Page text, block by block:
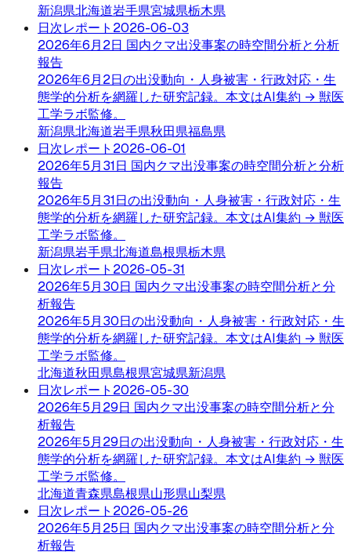
新潟県北海道岩手県宮城県栃木県
日次レポート 2026-06-03
2026年6月2日 国内クマ出没事案の時空間分析と分析
報告
2026年6月2日の出没動向・人身被害・行政対応・生
態学的分析を網羅した研究記録。本文はAI集約 → 獣医
工学ラボ監修。
新潟県北海道岩手県秋田県福島県
日次レポート 2026-06-01
2026年5月31日 国内クマ出没事案の時空間分析と分析
報告
2026年5月31日の出没動向・人身被害・行政対応・生
態学的分析を網羅した研究記録。本文はAI集約 → 獣医
工学ラボ監修。
新潟県岩手県北海道島根県栃木県
日次レポート 2026-05-31
2026年5月30日 国内クマ出没事案の時空間分析と分
析報告
2026年5月30日の出没動向・人身被害・行政対応・生
態学的分析を網羅した研究記録。本文はAI集約 → 獣医
工学ラボ監修。
北海道秋田県島根県宮城県新潟県
日次レポート 2026-05-30
2026年5月29日 国内クマ出没事案の時空間分析と分
析報告
2026年5月29日の出没動向・人身被害・行政対応・生
態学的分析を網羅した研究記録。本文はAI集約 → 獣医
工学ラボ監修。
北海道青森県島根県山形県山梨県
日次レポート 2026-05-26
2026年5月25日 国内クマ出没事案の時空間分析と分
析報告